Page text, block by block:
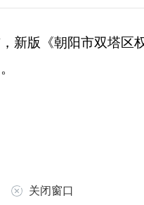
版《朝阳市双塔区权
关闭窗口